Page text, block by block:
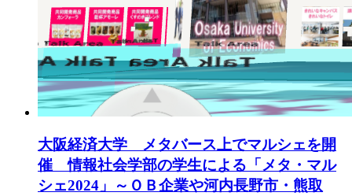
大阪経済大学 メタバース上でマルシェを開
催 情報社会学部の学生による「メタ・マル
シェ2024」～ＯＢ企業や河内長野市・熊取